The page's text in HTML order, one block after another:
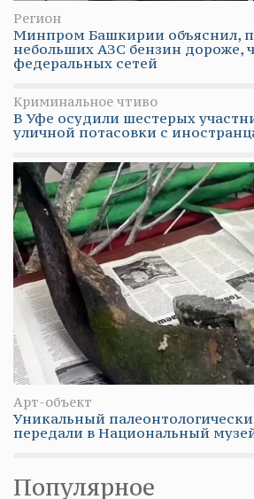
Регион
Минпром Башкирии объяснил,
небольших АЗС бензин дороже,
федеральных сетей
Криминальное чтиво
В Уфе осудили шестерых
уличной потасовки с
Арт-объект
Уникальный
передали в Национальный
Популярное